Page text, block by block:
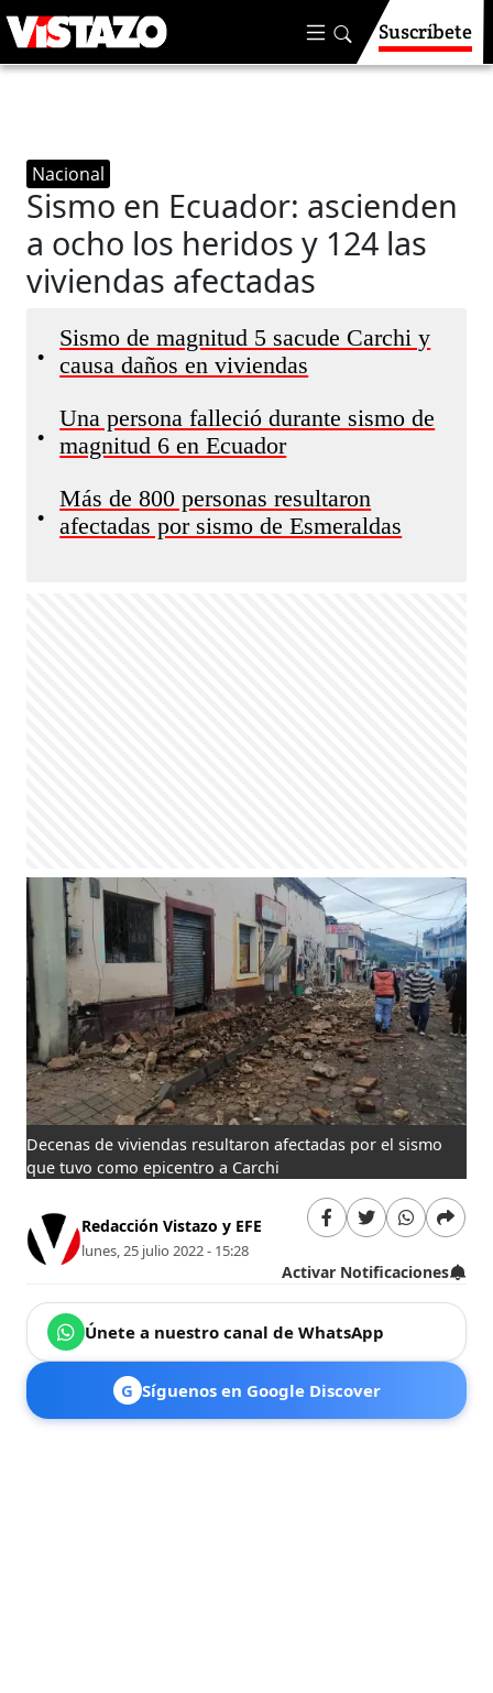
Suscríbete
Nacional
Sismo en Ecuador: ascienden
a ocho los heridos y 124 las
viviendas afectadas
•
Sismo de magnitud 5 sacude Carchi y
causa daños en viviendas
•
Una persona falleció durante sismo de
magnitud 6 en Ecuador
•
Más de 800 personas resultaron
afectadas por sismo de Esmeraldas
Decenas de viviendas resultaron afectadas por el sismo
que tuvo como epicentro a Carchi
Redacción Vistazo y EFE
lunes, 25 julio 2022 - 15:28
Activar Notificaciones
Únete a nuestro canal de WhatsApp
G Síguenos en Google Discover